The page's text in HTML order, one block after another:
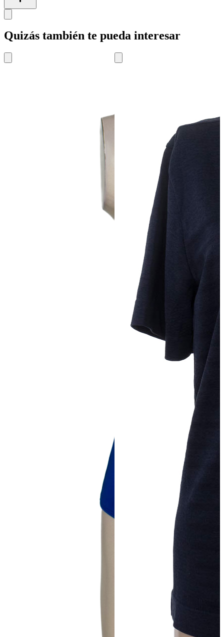
Quizás también te pueda interesar